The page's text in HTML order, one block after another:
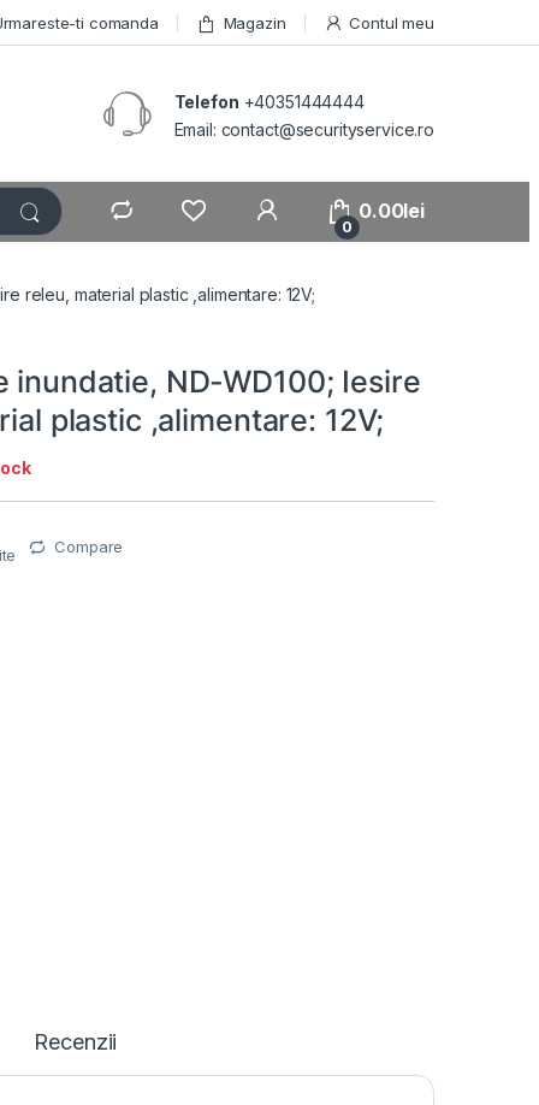
ti comanda Magazin Contul meu
Telefon +40351444444
Email: contact@securityservice.ro
0
0.00lei
releu, material plastic ,alimentare: 12V;
inundatie, ND-WD100; Iesire
plastic ,alimentare: 12V;
Compare
Recenzii